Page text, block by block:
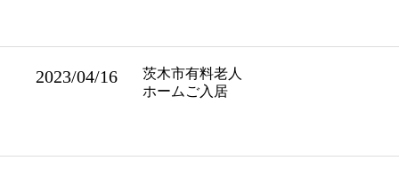
2023/04/16
茨木市有料老人
ホームご入居